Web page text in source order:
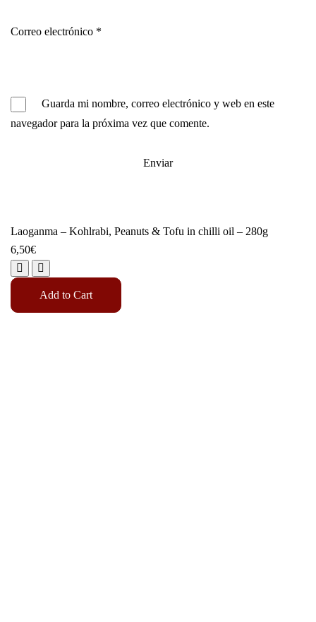
Correo electrónico *
Guarda mi nombre, correo electrónico y web en este
navegador para la próxima vez que comente.
Laoganma – Kohlrabi, Peanuts & Tofu in chilli oil – 280g
6,50€
Add to Cart